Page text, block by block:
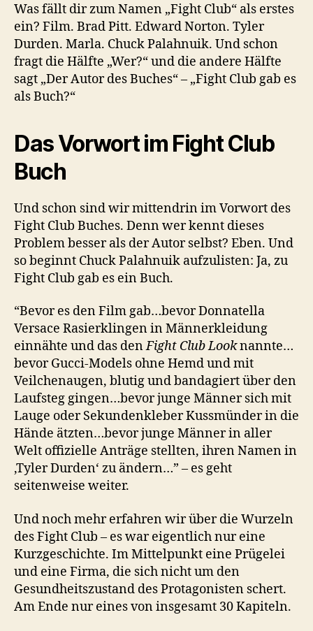
Was fällt dir zum Namen „Fight Club“ als erstes
ein? Film. Brad Pitt. Edward Norton. Tyler
Durden. Marla. Chuck Palahnuik. Und schon
fragt die Hälfte „Wer?“ und die andere Hälfte
sagt „Der Autor des Buches“ – „Fight Club gab es
als Buch?“
Das Vorwort im Fight Club
Buch
Und schon sind wir mittendrin im Vorwort des
Fight Club Buches. Denn wer kennt dieses
Problem besser als der Autor selbst? Eben. Und
so beginnt Chuck Palahnuik aufzulisten: Ja, zu
Fight Club gab es ein Buch.
“Bevor es den Film gab…bevor Donnatella
Versace Rasierklingen in Männerkleidung
einnähte und das denFight Club Looknannte…
bevor Gucci-Models ohne Hemd und mit
Veilchenaugen, blutig und bandagiert über den
Laufsteg gingen…bevor junge Männer sich mit
Lauge oder Sekundenkleber Kussmünder in die
Hände ätzten…bevor junge Männer in aller
Welt offizielle Anträge stellten, ihren Namen in
‚Tyler Durden‘ zu ändern…” – es geht
seitenweise weiter.
Und noch mehr erfahren wir über die Wurzeln
des Fight Club – es war eigentlich nur eine
Kurzgeschichte. Im Mittelpunkt eine Prügelei
und eine Firma, die sich nicht um den
Gesundheitszustand des Protagonisten schert.
Am Ende nur eines von insgesamt 30 Kapiteln.